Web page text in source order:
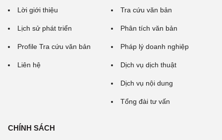
Lời giới thiệu
Lịch sử phát triển
Profile Tra cứu văn bản
Liên hệ
Tra cứu văn bản
Phân tích văn bản
Pháp lý doanh nghiệp
Dịch vụ dịch thuật
Dịch vụ nội dung
Tổng đài tư vấn
CHÍNH SÁCH